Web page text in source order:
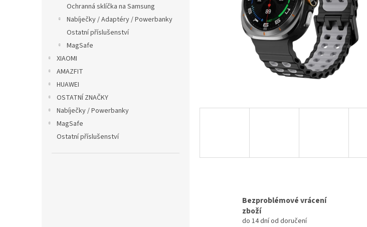
Ochranná sklíčka na Samsung
Nabíječky / Adaptéry / Powerbanky
Ostatní příslušenství
MagSafe
XIAOMI
AMAZFIT
HUAWEI
OSTATNÍ ZNAČKY
Nabíječky / Powerbanky
MagSafe
Ostatní příslušenství
Bezproblémové vrácení
zboží
do 14 dní od doručení